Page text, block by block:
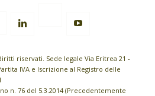
riservati. Sede legale Via Eritrea 21 -
IVA e Iscrizione al Registro delle
n. 76 del 5.3.2014 (Precedentemente